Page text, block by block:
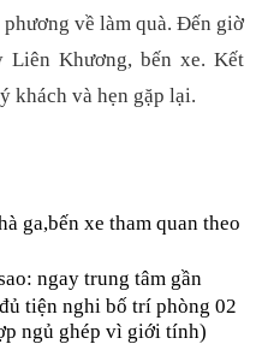
phương về làm quà. Đến giờ
Liên Khương, bến xe. Kết
khách và hẹn gặp lại.
ga,bến xe tham quan theo
ngay trung tâm gần
tiện nghi bố trí phòng 02
ngủ ghép vì giới tính)